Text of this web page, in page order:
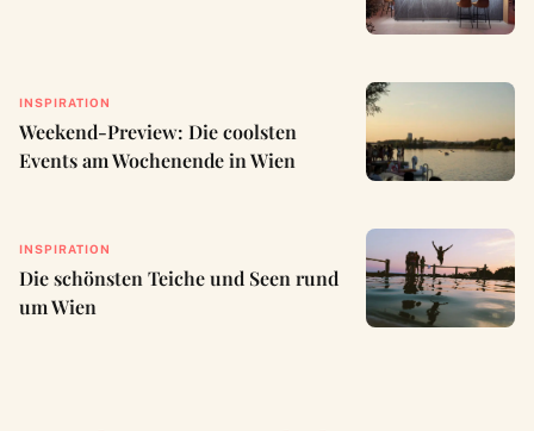
INSPIRATION
Weekend-Preview: Die coolsten
Events am Wochenende in Wien
INSPIRATION
Die schönsten Teiche und Seen rund
um Wien